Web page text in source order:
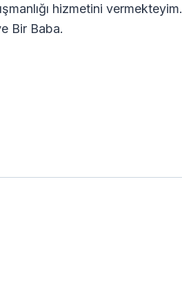
hizmetini vermekteyim.
Bir Baba.